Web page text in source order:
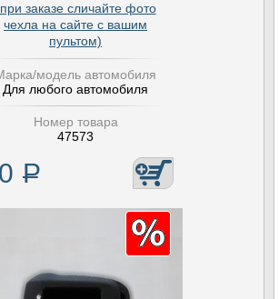
заказе сличайте фото
чехла на сайте с вашим
пультом)
модель автомобиля
Для любого автомобиля
Номер товара
47573
Р